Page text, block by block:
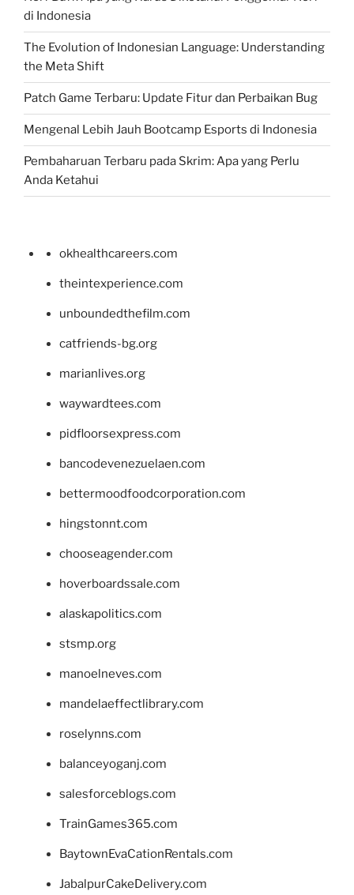
di Indonesia
The Evolution of Indonesian Language: Understanding
the Meta Shift
Patch Game Terbaru: Update Fitur dan Perbaikan Bug
Mengenal Lebih Jauh Bootcamp Esports di Indonesia
Pembaharuan Terbaru pada Skrim: Apa yang Perlu
Anda Ketahui
okhealthcareers.com
theintexperience.com
unboundedthefilm.com
catfriends-bg.org
marianlives.org
waywardtees.com
pidfloorsexpress.com
bancodevenezuelaen.com
bettermoodfoodcorporation.com
hingstonnt.com
chooseagender.com
hoverboardssale.com
alaskapolitics.com
stsmp.org
manoelneves.com
mandelaeffectlibrary.com
roselynns.com
balanceyoganj.com
salesforceblogs.com
TrainGames365.com
BaytownEvaCationRentals.com
JabalpurCakeDelivery.com